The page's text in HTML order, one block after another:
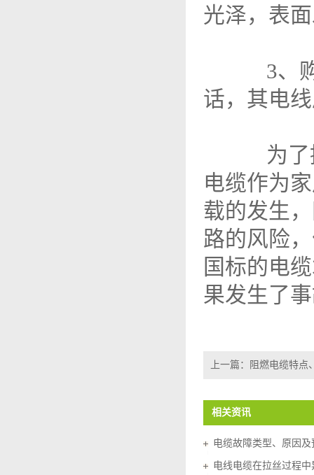
光泽，表
3、购
话，其电
为了提
电缆作为
载的发生
路的风险
国标的电
果发生了
上一篇： 阻燃电缆特点
相关资讯
电缆故障类型、原因
电线电缆在拉丝过程